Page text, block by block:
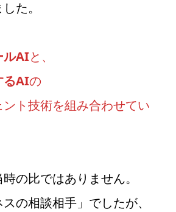
た。
ルAIと、
るAIの
ト技術を組み合わせてい
の比ではありません。
の相談相手」でしたが、